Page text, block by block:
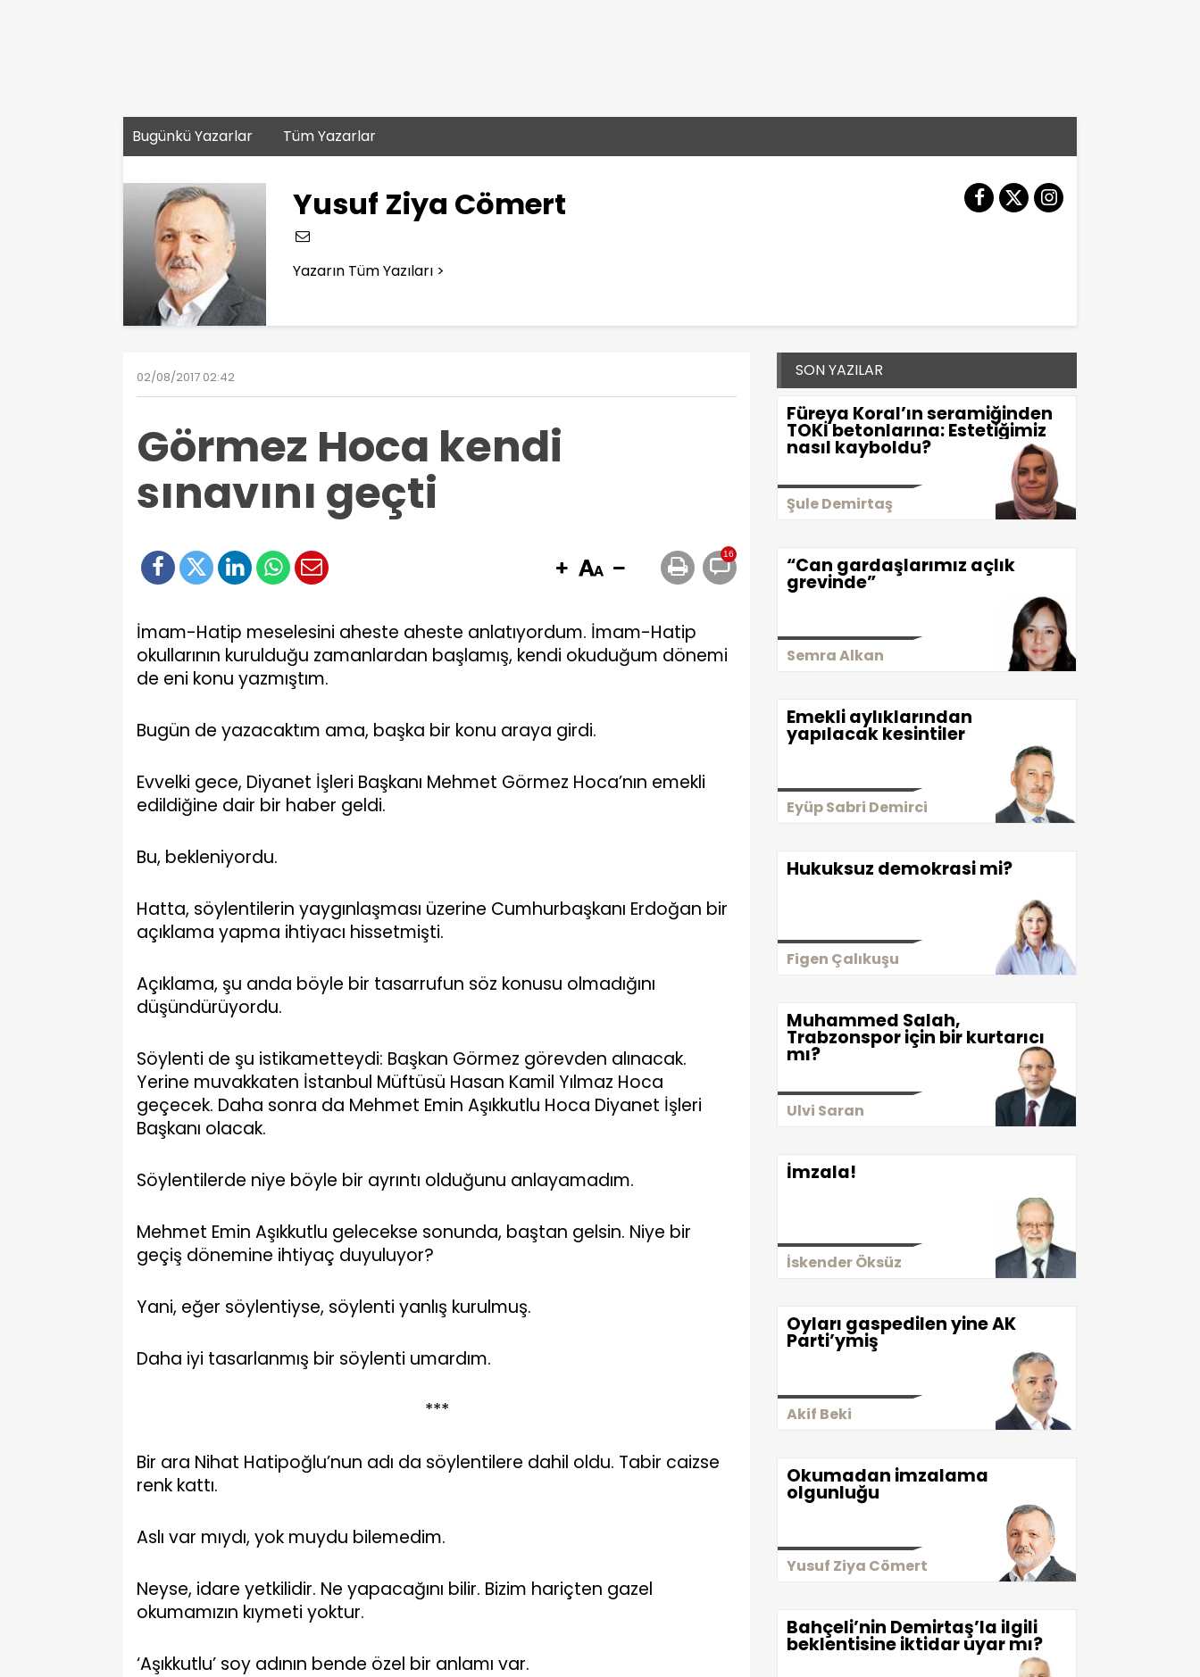
Bugünkü Yazarlar Tüm Yazarlar
Yusuf Ziya Cömert
Yazarın Tüm Yazıları >
02/08/2017 02:42
Görmez Hoca kendi
sınavını geçti
16
İmam-Hatip meselesini aheste aheste anlatıyordum. İmam-Hatip
okullarının kurulduğu zamanlardan başlamış, kendi okuduğum dönemi
de eni konu yazmıştım.
Bugün de yazacaktım ama, başka bir konu araya girdi.
Evvelki gece, Diyanet İşleri Başkanı Mehmet Görmez Hoca’nın emekli
edildiğine dair bir haber geldi.
Bu, bekleniyordu.
Hatta, söylentilerin yaygınlaşması üzerine Cumhurbaşkanı Erdoğan bir
açıklama yapma ihtiyacı hissetmişti.
Açıklama, şu anda böyle bir tasarrufun söz konusu olmadığını
düşündürüyordu.
Söylenti de şu istikametteydi: Başkan Görmez görevden alınacak.
Yerine muvakkaten İstanbul Müftüsü Hasan Kamil Yılmaz Hoca
geçecek. Daha sonra da Mehmet Emin Aşıkkutlu Hoca Diyanet İşleri
Başkanı olacak.
Söylentilerde niye böyle bir ayrıntı olduğunu anlayamadım.
Mehmet Emin Aşıkkutlu gelecekse sonunda, baştan gelsin. Niye bir
geçiş dönemine ihtiyaç duyuluyor?
Yani, eğer söylentiyse, söylenti yanlış kurulmuş.
Daha iyi tasarlanmış bir söylenti umardım.
***
Bir ara Nihat Hatipoğlu’nun adı da söylentilere dahil oldu. Tabir caizse
renk kattı.
Aslı var mıydı, yok muydu bilemedim.
Neyse, idare yetkilidir. Ne yapacağını bilir. Bizim hariçten gazel
okumamızın kıymeti yoktur.
‘Aşıkkutlu’ soy adının bende özel bir anlamı var.
SON YAZILAR
Füreya Koral’ın seramiğinden
TOKİ betonlarına: Estetiğimiz
nasıl kayboldu?
Şule Demirtaş
“Can gardaşlarımız açlık
grevinde”
Semra Alkan
Emekli aylıklarından
yapılacak kesintiler
Eyüp Sabri Demirci
Hukuksuz demokrasi mi?
Figen Çalıkuşu
Muhammed Salah,
Trabzonspor için bir kurtarıcı
mı?
Ulvi Saran
İmzala!
İskender Öksüz
Oyları gaspedilen yine AK
Parti’ymiş
Akif Beki
Okumadan imzalama
olgunluğu
Yusuf Ziya Cömert
Bahçeli’nin Demirtaş’la ilgili
beklentisine iktidar uyar mı?